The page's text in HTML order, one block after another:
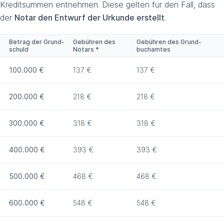
Kreditsummen entnehmen. Diese gelten für den Fall, dass
der Notar den Entwurf der Urkunde erstellt.
Betrag der Grund­
schuld
Gebühren des
Notars *
Gebühren des Grund­
buch­amtes
100.000 € 137 € 137 €
200.000 € 218 € 218 €
300.000 € 318 € 318 €
400.000 € 393 € 393 €
500.000 € 468 € 468 €
600.000 € 548 € 548 €